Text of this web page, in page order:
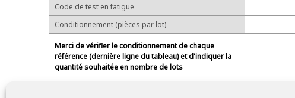
Merci de vérifier le conditionnement de chaque
référence (dernière ligne du tableau) et d'indiquer la
quantité souhaitée en nombre de lots
Code de test en fatigue
Conditionnement (pièces par lot)